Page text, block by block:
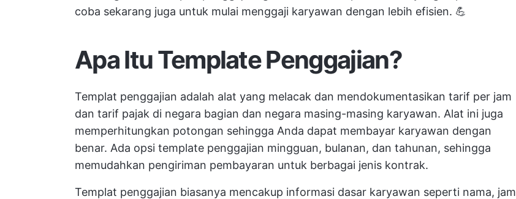
coba sekarang juga untuk mulai menggaji karyawan dengan lebih efisien. 💪
Apa Itu Template Penggajian?
Templat penggajian adalah alat yang melacak dan mendokumentasikan tarif per jam
dan tarif pajak di negara bagian dan negara masing-masing karyawan. Alat ini juga
memperhitungkan potongan sehingga Anda dapat membayar karyawan dengan
benar. Ada opsi template penggajian mingguan, bulanan, dan tahunan, sehingga
memudahkan pengiriman pembayaran untuk berbagai jenis kontrak.
Templat penggajian biasanya mencakup informasi dasar karyawan seperti nama, jam